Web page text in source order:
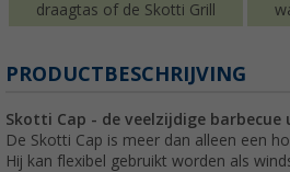
draagtas of de Skotti Grill
PRODUCTBESCHRIJVING
Skotti Cap - de veelzijdige
De Skotti Cap is meer dan alleen een
Hij kan flexibel gebruikt worden als